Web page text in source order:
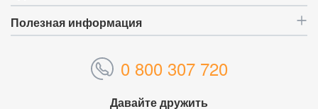
Полезная информация
0 800 307 720
Давайте дружить